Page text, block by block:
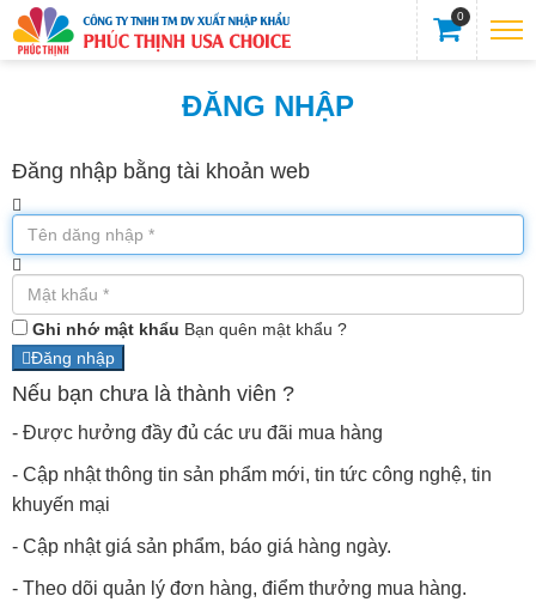
0
ĐĂNG NHẬP
Đăng nhập bằng tài khoản web
Ghi nhớ mật khẩu Bạn quên mật khẩu ?
Đăng nhập
Nếu bạn chưa là thành viên ?
- Được hưởng đầy đủ các ưu đãi mua hàng
- Cập nhật thông tin sản phẩm mới, tin tức công nghệ, tin
khuyến mại
- Cập nhật giá sản phẩm, báo giá hàng ngày.
- Theo dõi quản lý đơn hàng, điểm thưởng mua hàng.